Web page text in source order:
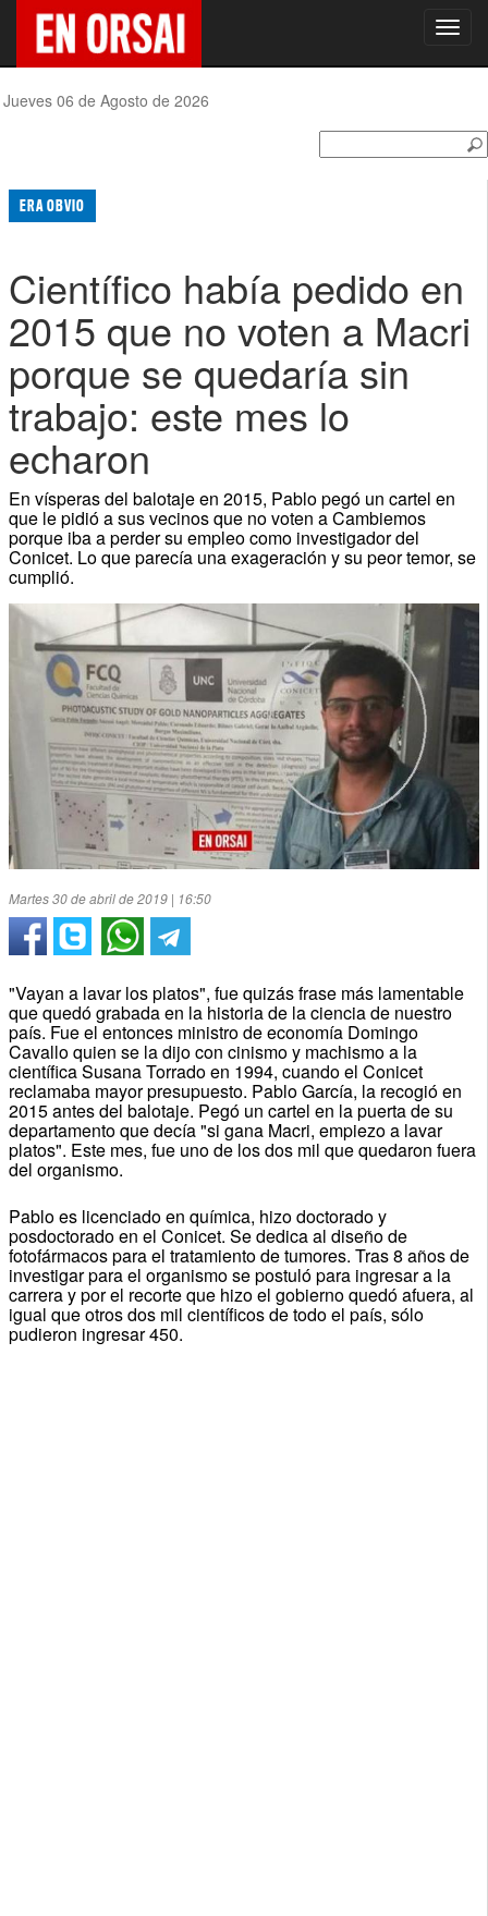
Jueves 06 de Agosto de 2026
ERA OBVIO
Científico había pedido en
2015 que no voten a Macri
porque se quedaría sin
trabajo: este mes lo
echaron
En vísperas del balotaje en 2015, Pablo pegó un cartel en
que le pidió a sus vecinos que no voten a Cambiemos
porque iba a perder su empleo como investigador del
Conicet. Lo que parecía una exageración y su peor temor, se
cumplió.
Martes 30 de abril de 2019 | 16:50
"Vayan a lavar los platos", fue quizás frase más lamentable
que quedó grabada en la historia de la ciencia de nuestro
país. Fue el entonces ministro de economía Domingo
Cavallo quien se la dijo con cinismo y machismo a la
científica Susana Torrado en 1994, cuando el Conicet
reclamaba mayor presupuesto. Pablo García, la recogió en
2015 antes del balotaje. Pegó un cartel en la puerta de su
departamento que decía "si gana Macri, empiezo a lavar
platos". Este mes, fue uno de los dos mil que quedaron fuera
del organismo.
Pablo es licenciado en química, hizo doctorado y
posdoctorado en el Conicet. Se dedica al diseño de
fotofármacos para el tratamiento de tumores. Tras 8 años de
investigar para el organismo se postuló para ingresar a la
carrera y por el recorte que hizo el gobierno quedó afuera, al
igual que otros dos mil científicos de todo el país, sólo
pudieron ingresar 450.